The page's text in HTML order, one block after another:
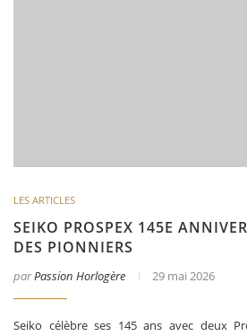
LES ARTICLES
SEIKO PROSPEX 145E
DES PIONNIERS
parPassion Horlogère 29 mai 2026
Seiko célèbre ses 145 ans avec deux